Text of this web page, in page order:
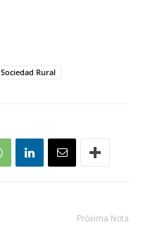
Sociedad Rural
Próxima Nota